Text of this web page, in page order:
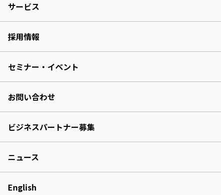
サービス
採用情報
セミナー・イベント
お問い合わせ
ビジネスパートナー募集
ニュース
English